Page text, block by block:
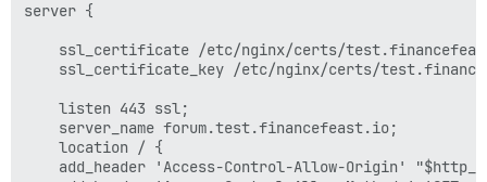
server {
ssl_certificate /etc/nginx/certs/
ssl_certificate_key /etc/nginx/certs/
    listen 443 ssl;
    server_name forum.test.financefeast.io;
    location / {